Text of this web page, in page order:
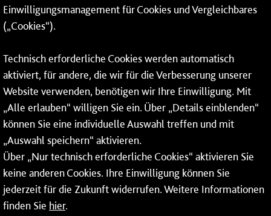
Rheinallee 41
55118 Mainz
Tel.:06131 - 12 90 90
Fax: 06131 - 12 9 90 90
So erreichen Sie uns
Montag bis Donnerstag: 08:00–17:00 Uhr
Freitag: 08:00–15:00 Uhr
Einwilligungsmanagement für Cookies und Vergleichbares
(„Cookies“).
Technisch erforderliche Cookies werden automatisch
aktiviert, für andere, die wir für die Verbesserung unserer
Website verwenden, benötigen wir Ihre Einwilligung. Mit
„Alle erlauben“ willigen Sie ein. Über „Details einblenden“
können Sie eine individuelle Auswahl treffen und mit
„Auswahl speichern“ aktivieren.
Über „Nur technisch erforderliche Cookies“ aktivieren Sie
keine anderen Cookies. Ihre Einwilligung können Sie
jederzeit für die Zukunft widerrufen. Weitere Informationen
finden Sie hier.